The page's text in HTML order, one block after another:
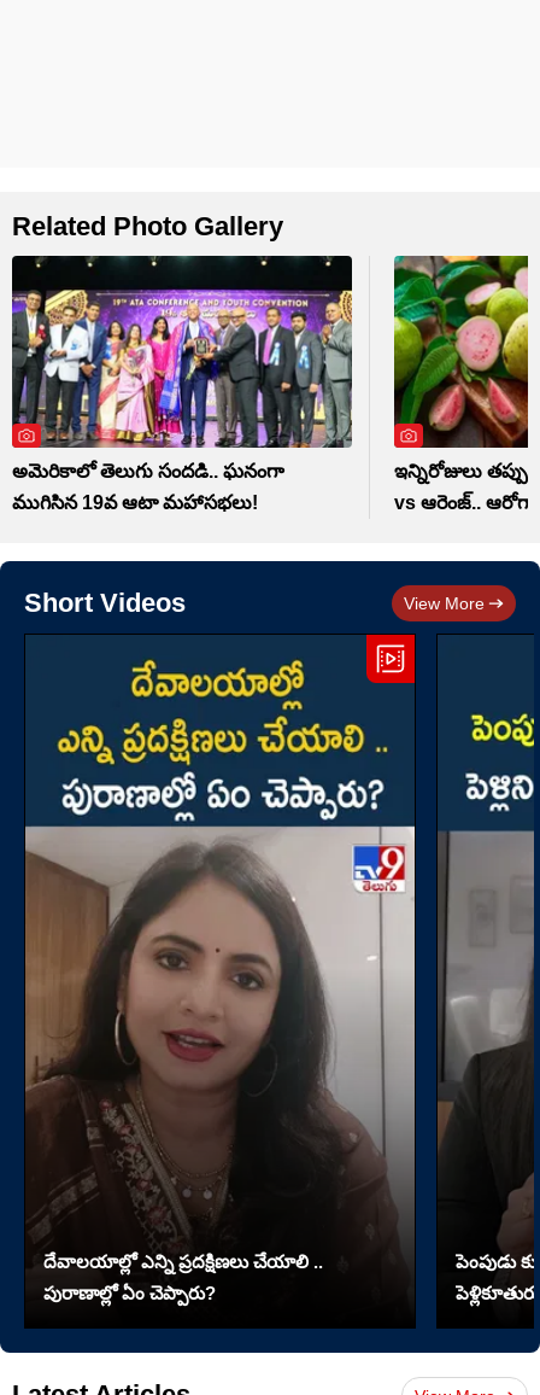
Related Photo Gallery
అమెరికాలో తెలుగు సందడి.. ఘనంగా
ముగిసిన 19వ ఆటా మహాసభలు!
ఇన్నిరోజులు
vs ఆరెంజ్..
Short Videos View More
దేవాలయాల్లో ఎన్ని ప్రదక్షిణలు చేయాలి ..
పురాణాల్లో ఏం చెప్పారు?
పెంపుడు
పెళ్లికూతురు